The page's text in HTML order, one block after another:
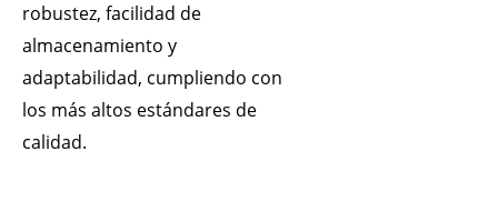
robustez, facilidad de
almacenamiento y
adaptabilidad, cumpliendo con
los más altos estándares de
calidad.